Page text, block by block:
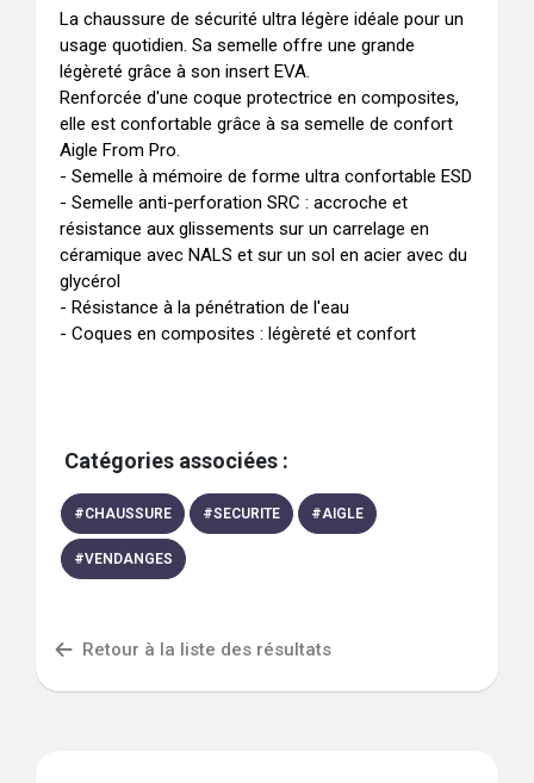
La chaussure de sécurité ultra légère idéale pour un
usage quotidien. Sa semelle offre une grande
légèreté grâce à son insert EVA.
Renforcée d'une coque protectrice en composites,
elle est confortable grâce à sa semelle de confort
Aigle From Pro.
- Semelle à mémoire de forme ultra confortable ESD
- Semelle anti-perforation SRC : accroche et
résistance aux glissements sur un carrelage en
céramique avec NALS et sur un sol en acier avec du
glycérol
- Résistance à la pénétration de l'eau
- Coques en composites : légèreté et confort
Catégories associées :
#CHAUSSURE #SECURITE #AIGLE
#VENDANGES
Retour à la liste des résultats